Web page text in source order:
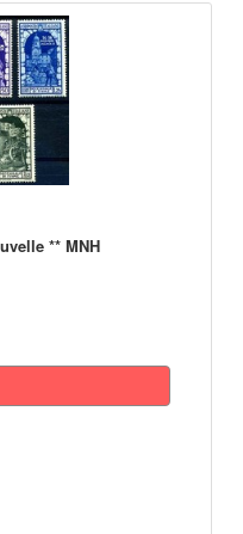
** MNH